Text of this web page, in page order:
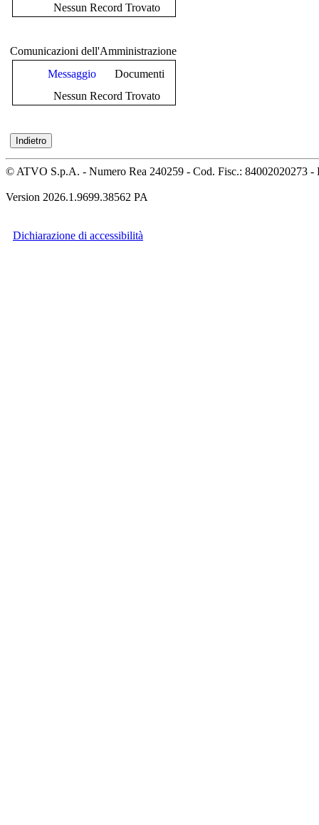
Nessun Record Trovato
Comunicazioni dell'Amministrazione
Messaggio
Documenti
Nessun Record Trovato
© ATVO S.p.A. - Numero Rea 240259 - Cod. Fisc.: 84002020273 -
Version 2026.1.9699.38562 PA
Dichiarazione di accessibilità